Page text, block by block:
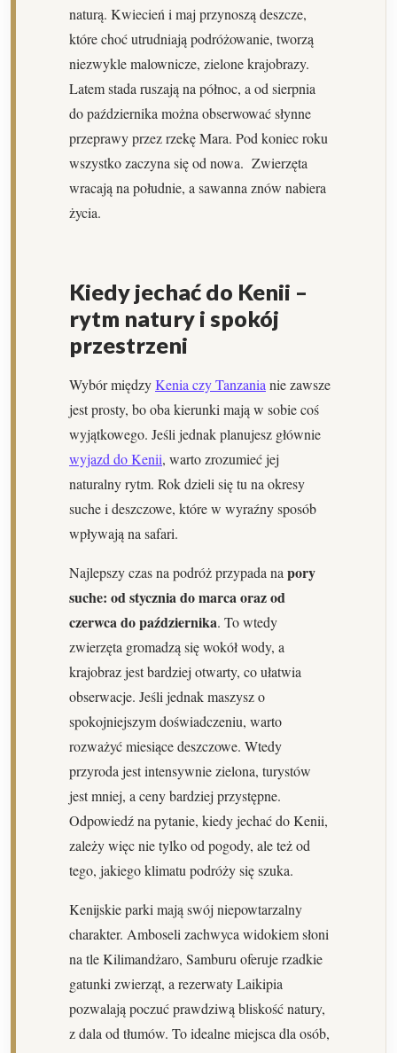
naturą. Kwiecień i maj przynoszą deszcze,
które choć utrudniają podróżowanie, tworzą
niezwykle malownicze, zielone krajobrazy.
Latem stada ruszają na północ, a od sierpnia
do października można obserwować słynne
przeprawy przez rzekę Mara. Pod koniec roku
wszystko zaczyna się od nowa. Zwierzęta
wracają na południe, a sawanna znów nabiera
życia.
Kiedy jechać do Kenii –
rytm natury i spokój
przestrzeni
Wybór międzyKenia czy Tanzanianie zawsze
jest prosty, bo oba kierunki mają w sobie coś
wyjątkowego. Jeśli jednak planujesz głównie
wyjazd do Kenii, warto zrozumieć jej
naturalny rytm. Rok dzieli się tu na okresy
suche i deszczowe, które w wyraźny sposób
wpływają na safari.
Najlepszy czas na podróż przypada napory
suche: od stycznia do marca oraz od
czerwca do października. To wtedy
zwierzęta gromadzą się wokół wody, a
krajobraz jest bardziej otwarty, co ułatwia
obserwacje. Jeśli jednak maszysz o
spokojniejszym doświadczeniu, warto
rozważyć miesiące deszczowe. Wtedy
przyroda jest intensywnie zielona, turystów
jest mniej, a ceny bardziej przystępne.
Odpowiedź na pytanie, kiedy jechać do Kenii,
zależy więc nie tylko od pogody, ale też od
tego, jakiego klimatu podróży się szuka.
Kenijskie parki mają swój niepowtarzalny
charakter. Amboseli zachwyca widokiem słoni
na tle Kilimandżaro, Samburu oferuje rzadkie
gatunki zwierząt, a rezerwaty Laikipia
pozwalają poczuć prawdziwą bliskość natury,
z dala od tłumów. To idealne miejsca dla osób,